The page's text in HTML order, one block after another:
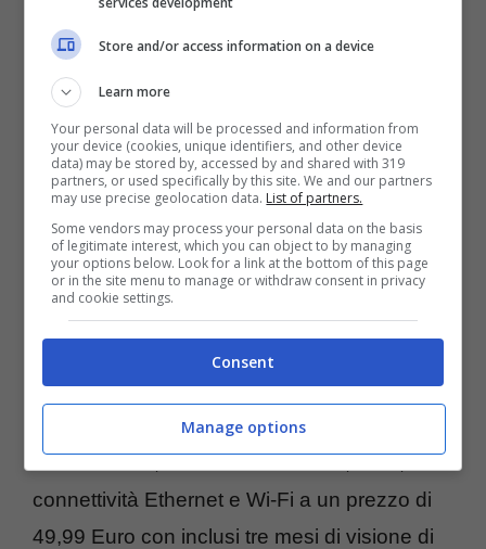
Sarà di 14 giorni laprova gratuitapoi si
dovranno pagare 9,99 euro per il ticket
singolo, 14,99 euro per quello doppio e
19,99 euro per quello triplo ossia completo
con la possibilità di disdire in qualsiasi
momento senza troppa difficoltà. E lo sport?
Calcio costa 19,99 al mese con ticket per
eventi singoli da 4,99 a 9,99 euro. NOW TV
rimarrà compatibile con piattaforme PC, Mac,
tablet, Smart TV, console e attraverso
set-top boxche cambia solo
telecomando, ma mantiene HDMI, USB,
connettività Ethernet e Wi-Fi a un prezzo di
49,99 Euro con inclusi tre mesi di visione di
Store and/or access information on a device
Learn more
Your personal data will be processed and information from
your device (cookies, unique identifiers, and other device
data) may be stored by, accessed by and shared with 319
partners, or used specifically by this site. We and our partners
may use precise geolocation data. List of partners.
Some vendors may process your personal data on the basis
of legitimate interest, which you can object to by managing
your options below. Look for a link at the bottom of this page
or in the site menu to manage or withdraw consent in privacy
and cookie settings.
Consent
Manage options